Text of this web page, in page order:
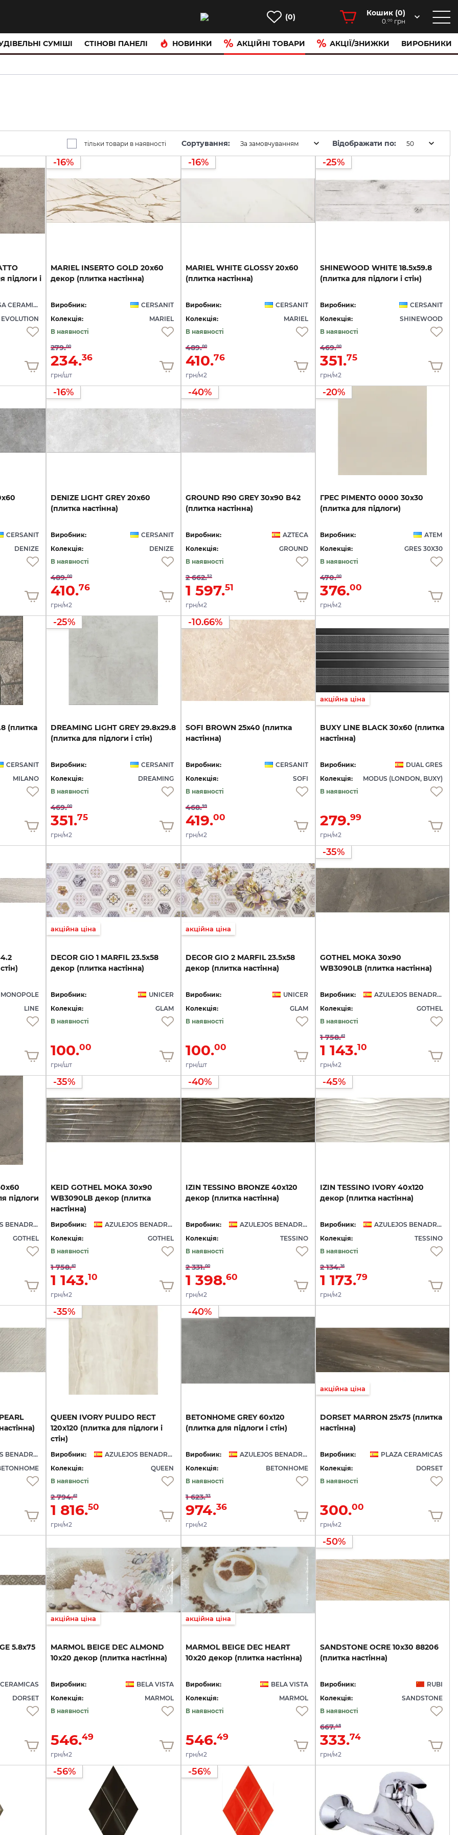
(0) Кошик (0)
0.00 грн
СУМІШІ CТІНОВІ ПАНЕЛІ НОВИНКИ АКЦІЙНІ ТОВАРИ АКЦІЇ/ЗНИЖКИ ВИРОБНИКИ
тільки товари в наявності Сортування: За замовчуванням Відображати по: 50
підлоги і
CERACASA CERAMICA
EVOLUTION
-16%
MARIEL INSERTO GOLD 20х60
декор (плитка настінна)
Виробник:
CERSANIT
Колекція:
MARIEL
В наявності
279.00
234.36
грн/шт
-16%
MARIEL WHITE GLOSSY 20х60
(плитка настінна)
Виробник:
CERSANIT
Колекція:
MARIEL
В наявності
489.00
410.76
грн/м2
-25%
SHINEWOOD WHITE 18.5х59.8
(плитка для підлоги і стін)
Виробник:
CERSANIT
Колекція:
SHINEWOOD
В наявності
469.00
351.75
грн/м2
CERSANIT
DENIZE
-16%
DENIZE LIGHT GREY 20x60
(плитка настінна)
Виробник:
CERSANIT
Колекція:
DENIZE
В наявності
489.00
410.76
грн/м2
-40%
GROUND R90 GREY 30x90 B42
(плитка настінна)
Виробник:
AZTECA
Колекція:
GROUND
В наявності
2 662.52
1 597.51
грн/м2
-20%
ГРЕС PIMENTO 0000 30х30
(плитка для підлоги)
Виробник:
АТЕМ
Колекція:
GRES 30X30
В наявності
470.00
376.00
грн/м2
(плитка
CERSANIT
MILANO
-25%
DREAMING LIGHT GREY 29.8х29.8
(плитка для підлоги і стін)
Виробник:
CERSANIT
Колекція:
DREAMING
В наявності
469.00
351.75
грн/м2
-10.66%
SOFI BROWN 25х40 (плитка
настінна)
Виробник:
CERSANIT
Колекція:
SOFI
В наявності
468.99
419.00
грн/м2
акційна ціна
BUXY LINE BLACK 30x60 (плитка
настінна)
Виробник:
DUAL GRES
Колекція:
MODUS (LONDON, BUXY)
В наявності
279.99
грн/м2
стін)
MONOPOLE
LINE
акційна ціна
DECOR GIO 1 MARFIL 23.5x58
декор (плитка настінна)
Виробник:
UNICER
Колекція:
GLAM
В наявності
100.00
грн/шт
акційна ціна
DECOR GIO 2 MARFIL 23.5x58
декор (плитка настінна)
Виробник:
UNICER
Колекція:
GLAM
В наявності
100.00
грн/шт
-35%
GOTHEL MOKA 30х90
WB3090LB (плитка настінна)
Виробник:
AZULEJOS BENADRESA
Колекція:
GOTHEL
В наявності
1 758.61
1 143.10
грн/м2
підлоги
AZULEJOS BENADRESA
GOTHEL
-35%
KEID GOTHEL MOKA 30х90
WB3090LB декор (плитка
настінна)
Виробник:
AZULEJOS BENADRESA
Колекція:
GOTHEL
В наявності
1 758.61
1 143.10
грн/м2
-40%
IZIN TESSINO BRONZE 40х120
декор (плитка настінна)
Виробник:
AZULEJOS BENADRESA
Колекція:
TESSINO
В наявності
2 331.00
1 398.60
грн/м2
-45%
IZIN TESSINO IVORY 40х120
декор (плитка настінна)
Виробник:
AZULEJOS BENADRESA
Колекція:
TESSINO
В наявності
2 134.16
1 173.79
грн/м2
AZULEJOS BENADRESA
-35%
QUEEN IVORY PULIDO RECT
120x120 (плитка для підлоги і
стін)
Виробник:
AZULEJOS BENADRESA
Колекція:
QUEEN
В наявності
2 794.61
1 816.50
грн/м2
-40%
BETONHOME GREY 60x120
(плитка для підлоги і стін)
Виробник:
AZULEJOS BENADRESA
Колекція:
BETONHOME
В наявності
1 623.93
974.36
грн/м2
акційна ціна
DORSET MARRON 25х75 (плитка
настінна)
Виробник:
PLAZA CERAMICAS
Колекція:
DORSET
В наявності
300.00
грн/м2
5.8х75
DORSET
акційна ціна
MARMOL BEIGE DEC ALMOND
10х20 декор (плитка настінна)
Виробник:
BELA VISTA
Колекція:
MARMOL
В наявності
546.49
грн/м2
акційна ціна
MARMOL BEIGE DEC HEART
10х20 декор (плитка настінна)
Виробник:
BELA VISTA
Колекція:
MARMOL
В наявності
546.49
грн/м2
-50%
SANDSTONE OCRE 10х30 88206
(плитка настінна)
Виробник:
RUBI
Колекція:
SANDSTONE
В наявності
667.48
333.74
грн/м2
-56% -56%